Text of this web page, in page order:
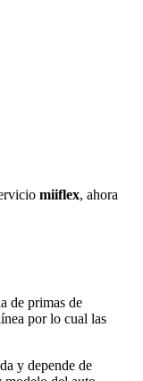
miiflex, ahora
de primas de
por lo cual las
y depende de